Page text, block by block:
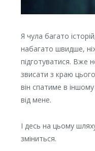
Я чула багато
набагато швидше,
підготуватися. Вже
звисати з краю
він спатиме в
від мене.
І десь на цьому
зміниться.